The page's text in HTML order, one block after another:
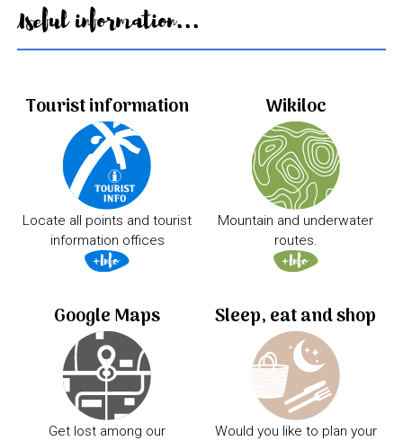
Useful information...
Tourist information
Locate all points and tourist
information offices
Wikiloc
Mountain and underwater
routes.
Google Maps
Get lost among our
Sleep, eat and shop
Would you like to plan your